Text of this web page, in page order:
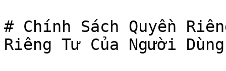
# Chính Sách Quyền
Riêng Tư Của Người Dùng